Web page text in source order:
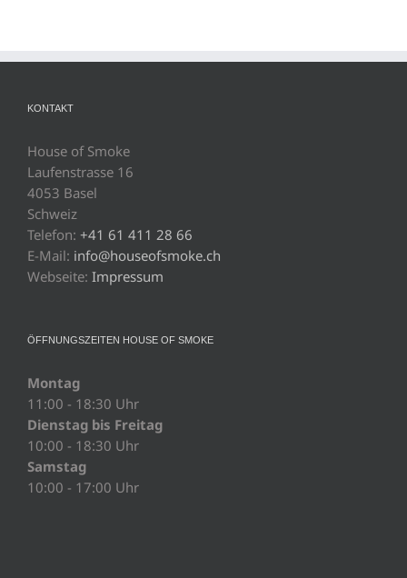
KONTAKT
House of Smoke
Laufenstrasse 16
4053 Basel
Schweiz
Telefon: +41 61 411 28 66
E-Mail: info@houseofsmoke.ch
Webseite: Impressum
ÖFFNUNGSZEITEN HOUSE OF SMOKE
Montag
11:00 - 18:30 Uhr
Dienstag bis Freitag
10:00 - 18:30 Uhr
Samstag
10:00 - 17:00 Uhr